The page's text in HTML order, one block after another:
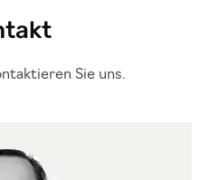
Sie uns.